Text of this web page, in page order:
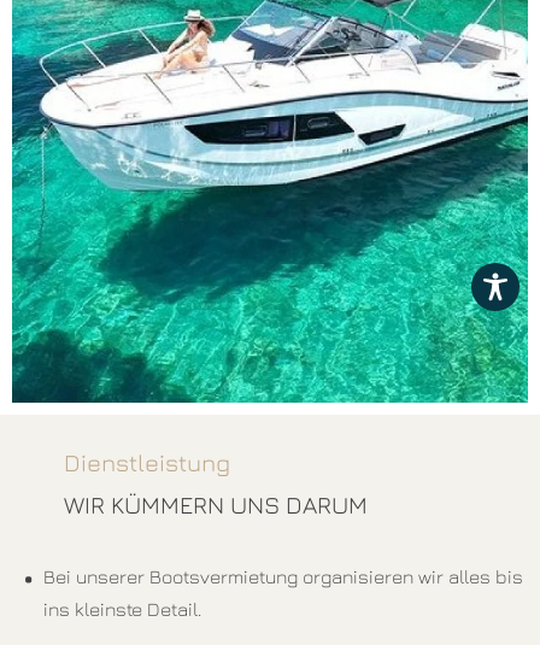
Dienstleistung
WIR KÜMMERN UNS DARUM
Bei unserer Bootsvermietung organisieren wir alles bis
ins kleinste Detail.